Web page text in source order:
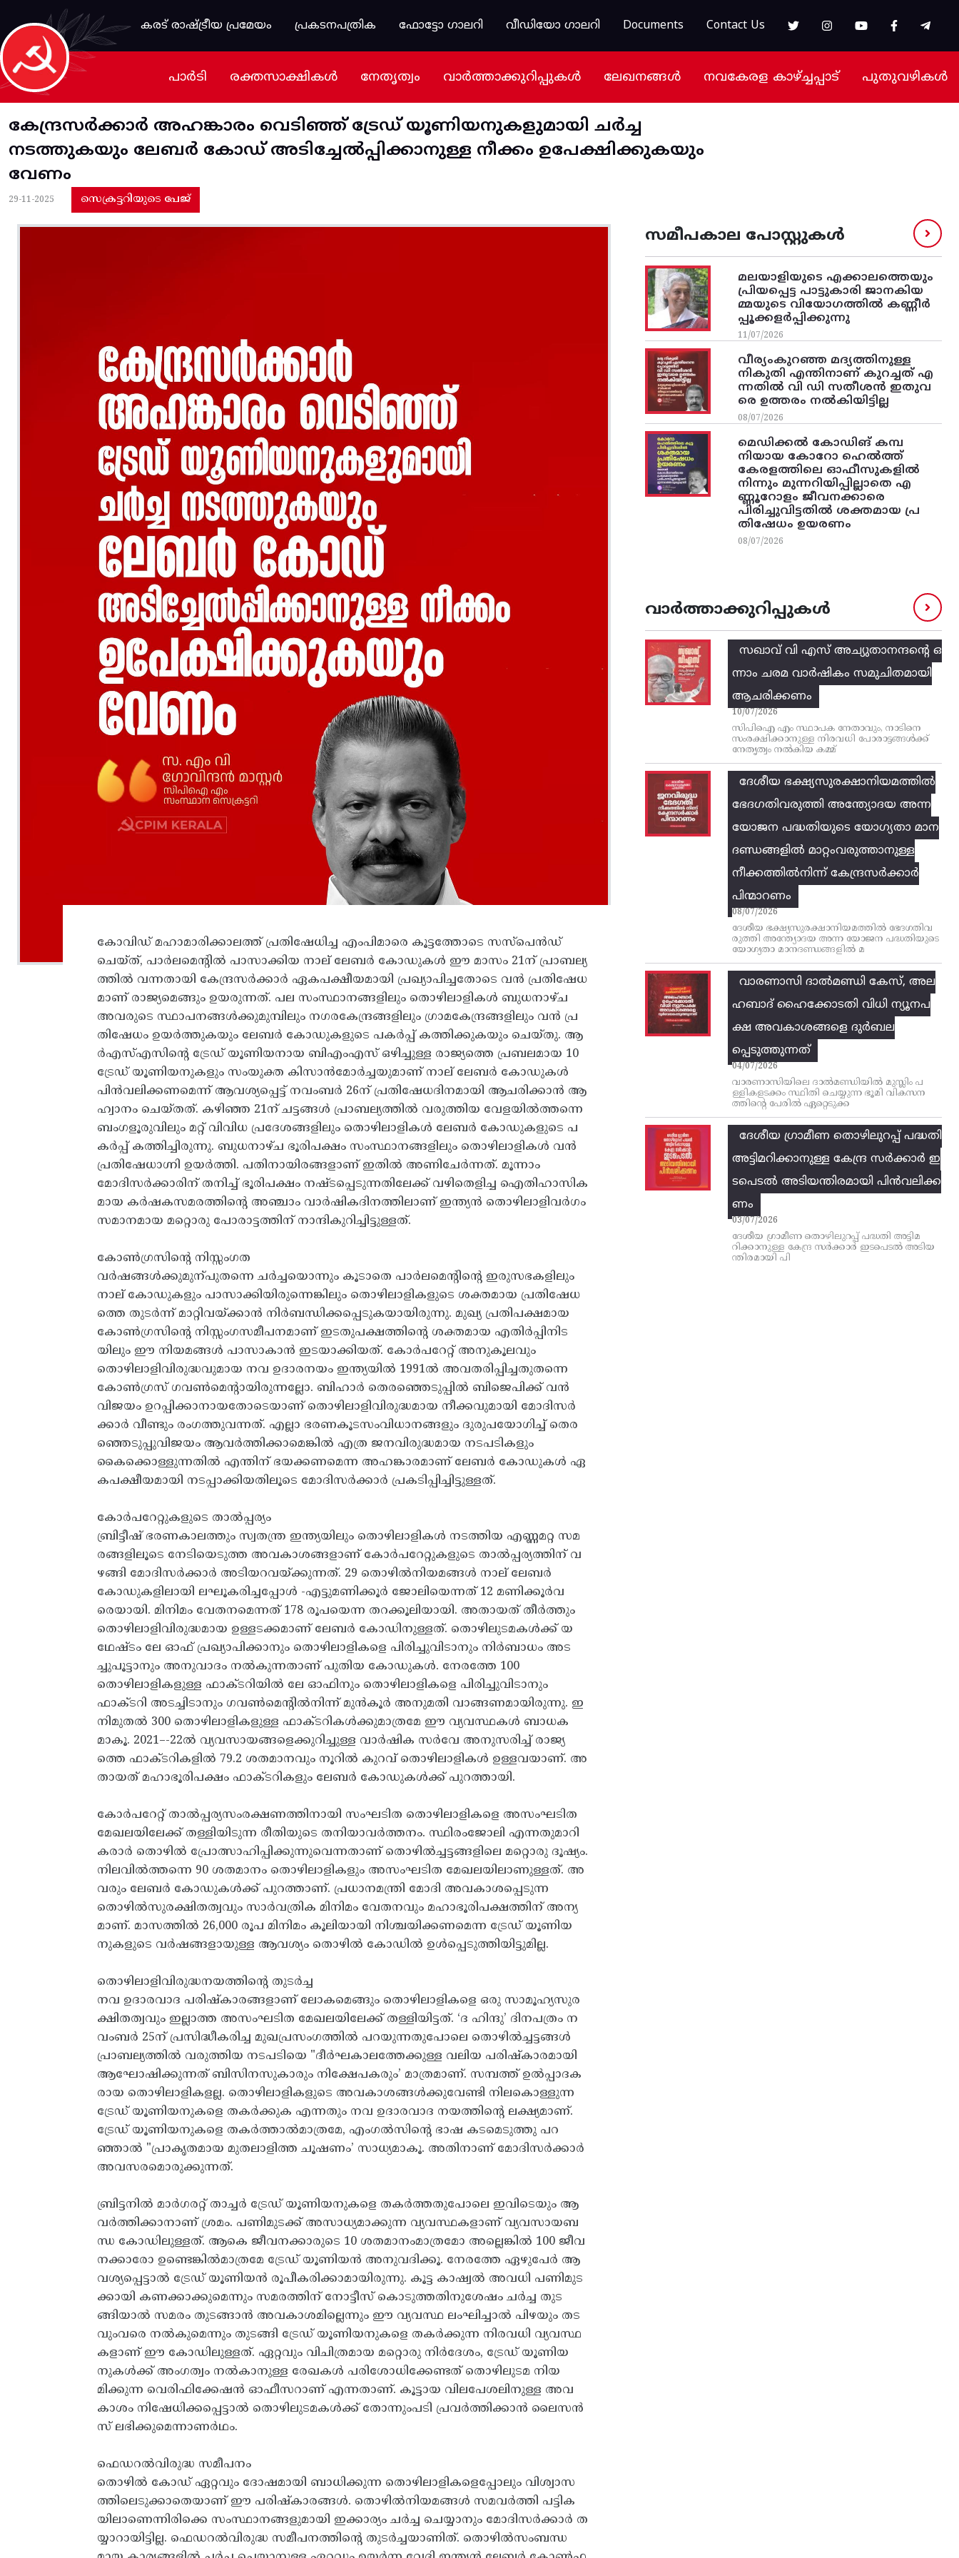
Skip to main content
കരട് രാഷ്ട്രീയ പ്രമേയം
പ്രകടനപത്രിക ഫോട്ടോ ഗാലറി വീഡിയോ ഗാലറി Documents Contact Us
പാർടി രക്തസാക്ഷികൾ നേതൃത്വം വാർത്താക്കുറിപ്പുകൾ ലേഖനങ്ങൾ നവകേരള കാഴ്ച്ചപ്പാട് പുതുവഴികൾ
കേന്ദ്രസർക്കാർ അഹങ്കാരം വെടിഞ്ഞ് ട്രേഡ് യൂണിയനുകളുമായി ചർച്ച
നടത്തുകയും ലേബർ കോഡ് അടിച്ചേൽപ്പിക്കാനുള്ള നീക്കം ഉപേക്ഷിക്കുകയും
വേണം
29-11-2025 സെക്രട്ടറിയുടെ പേജ്
കോവിഡ് മഹാമാരിക്കാലത്ത് പ്രതിഷേധിച്ച എംപിമാരെ കൂട്ടത്തോടെ സസ്‌പെൻഡ്
ചെയ്ത്, പാർലമെന്റിൽ പാസാക്കിയ നാല്‌ ലേബർ കോഡുകൾ ഇ‍ൗ മാസം 21ന് പ്രാബല്യ
ത്തിൽ വന്നതായി കേന്ദ്രസർക്കാർ ഏകപക്ഷീയമായി പ്രഖ്യാപിച്ചതോടെ വൻ പ്രതിഷേധ
മാണ് രാജ്യമെങ്ങും ഉയരുന്നത്. പല സംസ്ഥാനങ്ങളിലും തൊഴിലാളികൾ ബുധനാഴ്ച
അവരുടെ സ്ഥാപനങ്ങൾക്കുമുമ്പിലും നഗരകേന്ദ്രങ്ങളിലും ഗ്രാമകേന്ദ്രങ്ങളിലും വൻ പ്ര
തിഷേധം ഉയർത്തുകയും ലേബർ കോഡുകളുടെ പകർപ്പ് കത്തിക്കുകയും ചെയ്തു. ആ
ർഎസ്എസിന്റെ ട്രേഡ് യൂണിയനായ ബിഎംഎസ് ഒഴിച്ചുള്ള രാജ്യത്തെ പ്രബലമായ 10
ട്രേഡ് യൂണിയനുകളും സംയുക്ത കിസാൻമോർച്ചയുമാണ് നാല് ലേബർ കോഡുകൾ
പിൻവലിക്കണമെന്ന്‌ ആവശ്യപ്പെട്ട് നവംബർ 26ന് പ്രതിഷേധദിനമായി ആചരിക്കാൻ ആ
ഹ്വാനം ചെയ്തത്. കഴിഞ്ഞ 21ന് ചട്ടങ്ങൾ പ്രാബല്യത്തിൽ വരുത്തിയ വേളയിൽത്തന്നെ
ബംഗളൂരുവിലും മറ്റ് വിവിധ പ്രദേശങ്ങളിലും തൊഴിലാളികൾ ലേബർ കോഡുകളുടെ പ
കർപ്പ് കത്തിച്ചിരുന്നു. ബുധനാഴ്ച ഭൂരിപക്ഷം സംസ്ഥാനങ്ങളിലും തൊഴിലാളികൾ വൻ
പ്രതിഷേധാഗ്നി ഉയർത്തി. പതിനായിരങ്ങളാണ് ഇതിൽ അണിചേർന്നത്. മൂന്നാം
മോദിസർക്കാരിന് തനിച്ച് ഭൂരിപക്ഷം നഷ്ടപ്പെടുന്നതിലേക്ക് വഴിതെളിച്ച ഐതിഹാസിക
മായ കർഷകസമരത്തിന്റെ അഞ്ചാം വാർഷികദിനത്തിലാണ് ഇന്ത്യൻ തൊഴിലാളിവർഗം
സമാനമായ മറ്റൊരു പോരാട്ടത്തിന് നാന്ദികുറിച്ചിട്ടുള്ളത്.
കോൺഗ്രസിന്റെ നിസ്സംഗത
വർഷങ്ങൾക്കുമുന്പുതന്നെ ചർച്ചയൊന്നും കൂടാതെ പാർലമെന്റിന്റെ ഇരുസഭകളിലും
നാല് കോഡുകളും പാസാക്കിയിരുന്നെങ്കിലും തൊഴിലാളികളുടെ ശക്തമായ പ്രതിഷേധ
ത്തെ തുടർന്ന് മാറ്റിവയ്‌ക്കാൻ നിർബന്ധിക്കപ്പെടുകയായിരുന്നു. മുഖ്യ പ്രതിപക്ഷമായ
കോൺഗ്രസിന്റെ നിസ്സംഗസമീപനമാണ് ഇടതുപക്ഷത്തിന്റെ ശക്തമായ എതിർപ്പിനിട
യിലും ഈ നിയമങ്ങൾ പാസാകാൻ ഇടയാക്കിയത്. കോർപറേറ്റ് അനുകൂലവും
തൊഴിലാളിവിരുദ്ധവുമായ നവ ഉദാരനയം ഇന്ത്യയിൽ 1991ൽ അവതരിപ്പിച്ചതുതന്നെ
കോൺഗ്രസ് ഗവൺമെന്റായിരുന്നല്ലോ. ബിഹാർ തെരഞ്ഞെടുപ്പിൽ ബിജെപിക്ക് വൻ
വിജയം ഉറപ്പിക്കാനായതോടെയാണ് തൊഴിലാളിവിരുദ്ധമായ നീക്കവുമായി മോദിസർ
ക്കാർ വീണ്ടും രംഗത്തുവന്നത്. എല്ലാ ഭരണകൂടസംവിധാനങ്ങളും ദുരുപയോഗിച്ച് തെര
ഞ്ഞെടുപ്പുവിജയം ആവർത്തിക്കാമെങ്കിൽ എത്ര ജനവിരുദ്ധമായ നടപടികളും
കൈക്കൊള്ളുന്നതിൽ എന്തിന് ഭയക്കണമെന്ന അഹങ്കാരമാണ് ലേബർ കോഡുകൾ ഏ
കപക്ഷീയമായി നടപ്പാക്കിയതിലൂടെ മോദിസർക്കാർ പ്രകടിപ്പിച്ചിട്ടുള്ളത്.
കോർപറേറ്റുകളുടെ താൽപ്പര്യം
ബ്രിട്ടീഷ് ഭരണകാലത്തും സ്വതന്ത്ര ഇന്ത്യയിലും തൊഴിലാളികൾ നടത്തിയ എണ്ണമറ്റ സമ
രങ്ങളിലൂടെ നേടിയെടുത്ത അവകാശങ്ങളാണ് കോർപറേറ്റുകളുടെ താൽപ്പര്യത്തിന് വ
ഴങ്ങി മോദിസർക്കാർ അടിയറവയ്‌ക്കുന്നത്. 29 തൊഴിൽനിയമങ്ങൾ നാല് ലേബർ
കോഡുകളിലായി ലഘൂകരിച്ചപ്പോൾ -എട്ടുമണിക്കൂർ ജോലിയെന്നത് 12 മണിക്കൂർവ
രെയായി. മിനിമം വേതനമെന്നത് 178 രൂപയെന്ന തറക്കൂലിയായി. അതായത് തീർത്തും
തൊഴിലാളിവിരുദ്ധമായ ഉള്ളടക്കമാണ് ലേബർ കോഡിനുള്ളത്. തൊഴിലുടമകൾക്ക് യ
ഥേഷ്ടം ലേ ഓഫ് പ്രഖ്യാപിക്കാനും തൊഴിലാളികളെ പിരിച്ചുവിടാനും നിർബാധം അട
ച്ചുപൂട്ടാനും അനുവാദം നൽകുന്നതാണ് പുതിയ കോഡുകൾ. നേരത്തേ 100
തൊഴിലാളികളുള്ള ഫാക്ടറിയിൽ ലേ ഓഫിനും തൊഴിലാളികളെ പിരിച്ചുവിടാനും
ഫാക്ടറി അടച്ചിടാനും ഗവൺമെന്റിൽനിന്ന്‌ മുൻകൂർ അനുമതി വാങ്ങണമായിരുന്നു. ഇ
നിമുതൽ 300 തൊഴിലാളികളുള്ള ഫാക്ടറികൾക്കുമാത്രമേ ഈ വ്യവസ്ഥകൾ ബാധക
മാകൂ. 2021–-22ൽ വ്യവസായങ്ങളെക്കുറിച്ചുള്ള വാർഷിക സർവേ അനുസരിച്ച് രാജ്യ
ത്തെ ഫാക്ടറികളിൽ 79.2 ശതമാനവും നൂറിൽ കുറവ് തൊഴിലാളികൾ ഉള്ളവയാണ്. അ
തായത് മഹാഭൂരിപക്ഷം ഫാക്ടറികളും ലേബർ കോഡുകൾക്ക് പുറത്തായി.
കോർപറേറ്റ് താൽപ്പര്യസംരക്ഷണത്തിനായി സംഘടിത തൊഴിലാളികളെ അസംഘടിത
മേഖലയിലേക്ക് തള്ളിയിടുന്ന രീതിയുടെ തനിയാവർത്തനം. സ്ഥിരംജോലി എന്നതുമാറി
കരാർ തൊഴിൽ പ്രോത്സാഹിപ്പിക്കുന്നുവെന്നതാണ് തൊഴിൽച്ചട്ടങ്ങളിലെ മറ്റൊരു ദൂഷ്യം.
നിലവിൽത്തന്നെ 90 ശതമാനം തൊഴിലാളികളും അസംഘടിത മേഖലയിലാണുള്ളത്. അ
വരും ലേബർ കോഡുകൾക്ക് പുറത്താണ്. പ്രധാനമന്ത്രി മോദി അവകാശപ്പെടുന്ന
തൊഴിൽസുരക്ഷിതത്വവും സാർവത്രിക മിനിമം വേതനവും മഹാഭൂരിപക്ഷത്തിന് അന്യ
മാണ്. മാസത്തിൽ 26,000 രൂപ മിനിമം കൂലിയായി നിശ്ചയിക്കണമെന്ന ട്രേഡ് യൂണിയ
നുകളുടെ വർഷങ്ങളായുള്ള ആവശ്യം തൊഴിൽ കോഡിൽ ഉൾപ്പെടുത്തിയിട്ടുമില്ല.
തൊഴിലാളിവിരുദ്ധനയത്തിന്റെ തുടർച്ച
നവ ഉദാരവാദ പരിഷ്കാരങ്ങളാണ് ലോകമെങ്ങും തൊഴിലാളികളെ ഒരു സാമൂഹ്യസുര
ക്ഷിതത്വവും ഇല്ലാത്ത അസംഘടിത മേഖലയിലേക്ക് തള്ളിയിട്ടത്. ‘ദ ഹിന്ദു’ ദിനപത്രം ന
വംബർ 25ന് പ്രസിദ്ധീകരിച്ച മുഖപ്രസംഗത്തിൽ പറയുന്നതുപോലെ തൊഴിൽച്ചട്ടങ്ങൾ
പ്രാബല്യത്തിൽ വരുത്തിയ നടപടിയെ "ദീർഘകാലത്തേക്കുള്ള വലിയ പരിഷ്കാരമായി
ആഘോഷിക്കുന്നത് ബിസിനസുകാരും നിക്ഷേപകരും’ മാത്രമാണ്. സമ്പത്ത് ഉൽപ്പാദക
രായ തൊഴിലാളികളല്ല. തൊഴിലാളികളുടെ അവകാശങ്ങൾക്കുവേണ്ടി നിലകൊള്ളുന്ന
ട്രേഡ് യൂണിയനുകളെ തകർക്കുക എന്നതും നവ ഉദാരവാദ നയത്തിന്റെ ലക്ഷ്യമാണ്.
ട്രേഡ് യൂണിയനുകളെ തകർത്താൽമാത്രമേ, എംഗൽസിന്റെ ഭാഷ കടമെടുത്തു പറ
ഞ്ഞാൽ "പ്രാകൃതമായ മുതലാളിത്ത ചൂഷണം’ സാധ്യമാകൂ. അതിനാണ് മോദിസർക്കാർ
അവസരമൊരുക്കുന്നത്.
ബ്രിട്ടനിൽ മാർഗരറ്റ് താച്ചർ ട്രേഡ് യൂണിയനുകളെ തകർത്തതുപോലെ ഇവിടെയും ആ
വർത്തിക്കാനാണ് ശ്രമം. പണിമുടക്ക് അസാധ്യമാക്കുന്ന വ്യവസ്ഥകളാണ് വ്യവസായബ
ന്ധ കോഡിലുള്ളത്. ആകെ ജീവനക്കാരുടെ 10 ശതമാനംമാത്രമോ അല്ലെങ്കിൽ 100 ജീവ
നക്കാരോ ഉണ്ടെങ്കിൽമാത്രമേ ട്രേഡ് യൂണിയൻ അനുവദിക്കൂ. നേരത്തേ ഏഴുപേർ ആ
വശ്യപ്പെട്ടാൽ ട്രേഡ് യൂണിയൻ രൂപീകരിക്കാമായിരുന്നു. കൂട്ട കാഷ്വൽ അവധി പണിമുട
ക്കായി കണക്കാക്കുമെന്നും സമരത്തിന് നോട്ടീസ് കൊടുത്തതിനുശേഷം ചർച്ച തുട
ങ്ങിയാൽ സമരം തുടങ്ങാൻ അവകാശമില്ലെന്നും ഈ വ്യവസ്ഥ ലംഘിച്ചാൽ പിഴയും തട
വുംവരെ നൽകുമെന്നും തുടങ്ങി ട്രേഡ് യൂണിയനുകളെ തകർക്കുന്ന നിരവധി വ്യവസ്ഥ
കളാണ് ഈ കോഡിലുള്ളത്. ഏറ്റവും വിചിത്രമായ മറ്റൊരു നിർദേശം, ട്രേഡ് യൂണിയ
നുകൾക്ക് അംഗത്വം നൽകാനുള്ള രേഖകൾ പരിശോധിക്കേണ്ടത് തൊഴിലുടമ നിയ
മിക്കുന്ന വെരിഫിക്കേഷൻ ഓഫീസറാണ് എന്നതാണ്. കൂട്ടായ വിലപേശലിനുള്ള അവ
കാശം നിഷേധിക്കപ്പെട്ടാൽ തൊഴിലുടമകൾക്ക് തോന്നുംപടി പ്രവർത്തിക്കാൻ ലൈസൻ
സ് ലഭിക്കുമെന്നാണർഥം.
ഫെഡറൽവിരുദ്ധ സമീപനം
തൊഴിൽ കോഡ് ഏറ്റവും ദോഷമായി ബാധിക്കുന്ന തൊഴിലാളികളെപ്പോലും വിശ്വാസ
ത്തിലെടുക്കാതെയാണ് ഈ പരിഷ്കാരങ്ങൾ. തൊഴിൽനിയമങ്ങൾ സമവർത്തി പട്ടിക
യിലാണെന്നിരിക്കെ സംസ്ഥാനങ്ങളുമായി ഇക്കാര്യം ചർച്ച ചെയ്യാനും മോദിസർക്കാർ ത
യ്യാറായിട്ടില്ല. ഫെഡറൽവിരുദ്ധ സമീപനത്തിന്റെ തുടർച്ചയാണിത്. തൊഴിൽസംബന്ധ
സമീപകാല പോസ്റ്റുകൾ
മലയാളിയുടെ എക്കാലത്തെയും
പ്രിയപ്പെട്ട പാട്ടുകാരി ജാനകിയ
മ്മയുടെ വിയോഗത്തിൽ കണ്ണീർ
പ്പൂക്കളർപ്പിക്കുന്നു
11/07/2026
വീര്യംകുറഞ്ഞ മദ്യത്തിനുള്ള
നികുതി എന്തിനാണ് കുറച്ചത് എ
ന്നതിൽ വി ഡി സതീശൻ ഇതുവ
രെ ഉത്തരം നൽകിയിട്ടില്ല
08/07/2026
മെഡിക്കൽ കോഡിങ് കമ്പ
നിയായ കോറോ ഹെൽത്ത്
കേരളത്തിലെ ഓഫീസുകളിൽ
നിന്നും മുന്നറിയിപ്പില്ലാതെ എ
ണ്ണൂറോളം ജീവനക്കാരെ
പിരിച്ചുവിട്ടതിൽ‌ ശക്തമായ പ്ര
തിഷേധം ഉയരണം
08/07/2026
വാർത്താക്കുറിപ്പുകൾ
സഖാവ് വി എസ്‌ അച്യുതാനന്ദന്റെ ഒ
ന്നാം ചരമ വാര്‍ഷികം സമുചിതമായി
ആചരിക്കണം
10/07/2026
സിപിഐ എം സ്ഥാപക നേതാവും, നാടിനെ
സംരക്ഷിക്കാനുള്ള നിരവധി പോരാട്ടങ്ങള്‍ക്ക്‌
നേതൃത്വം നല്‍കിയ കമ്മ്
ദേശീയ ഭക്ഷ്യസുരക്ഷാനിയമത്തിൽ
ഭേദഗതിവരുത്തി അന്ത്യോദയ അന്ന
യോജന പദ്ധതിയുടെ യോഗ്യതാ മാന
ദണ്ഡങ്ങളിൽ മാറ്റംവരുത്താനുള്ള
നീക്കത്തിൽനിന്ന്‌ കേന്ദ്രസർക്കാർ
പിന്മാറണം
08/07/2026
ദേശീയ ഭക്ഷ്യസുരക്ഷാനിയമത്തിൽ ഭേദഗതിവ
രുത്തി അന്ത്യോദയ അന്ന യോജന പദ്ധതിയുടെ
യോഗ്യതാ മാനദണ്ഡങ്ങളിൽ മ
വാരണാസി ദാൽമണ്ഡി കേസ്, അല
ഹബാദ് ഹൈക്കോടതി വിധി ന്യൂനപ
ക്ഷ അവകാശങ്ങളെ ദുർബല
പ്പെടുത്തുന്നത്
04/07/2026
വാരണാസിയിലെ ദാൽമണ്ഡിയിൽ മുസ്ലിം പ
ള്ളികളടക്കം സ്ഥിതി ചെയ്യുന്ന ഭൂമി വികസന
ത്തിന്റെ പേരിൽ ഏറ്റെടുക്ക
ദേശീയ ഗ്രാമീണ തൊഴിലുറപ്പ്‌ പദ്ധതി
അട്ടിമറിക്കാനുള്ള കേന്ദ്ര സര്‍ക്കാര്‍ ഇ
ടപെടല്‍ അടിയന്തിരമായി പിന്‍വലിക്ക
ണം
03/07/2026
ദേശീയ ഗ്രാമീണ തൊഴിലുറപ്പ്‌ പദ്ധതി അട്ടിമ
റിക്കാനുള്ള കേന്ദ്ര സര്‍ക്കാര്‍ ഇടപെടല്‍ അടിയ
ന്തിരമായി പി